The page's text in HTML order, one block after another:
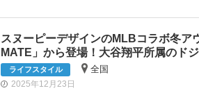
スヌーピーデザインのMLBコラボ冬ア
MATE」から登場！大谷翔平所属のド
ライフスタイル 全国
2025年12月23日